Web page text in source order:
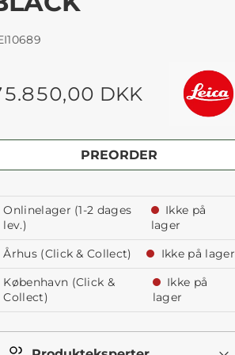
DKK
PREORDER
Onlinelager (1-2 dages
lev.)
Ikke på
lager
Århus (Click & Collect)
Ikke på lager
København (Click &
Collect)
Ikke på
lager